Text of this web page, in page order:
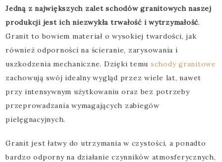
Jedną z największych zalet schodów granitowych naszej
produkcji jest ich niezwykła trwałość i wytrzymałość.
Granit to bowiem materiał o wysokiej twardości, jak
również odporności na ścieranie, zarysowania i
uszkodzenia mechaniczne. Dzięki temu schody granitowe
zachowują swój idealny wygląd przez wiele lat, nawet
przy intensywnym użytkowaniu oraz bez potrzeby
przeprowadzania wymagających zabiegów
pielęgnacyjnych.
Granit jest łatwy do utrzymania w czystości, a ponadto
bardzo odporny na działanie czynników atmosferycznych,